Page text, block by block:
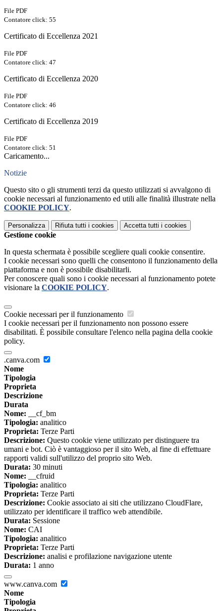
File PDF
Contatore click: 55
Certificato di Eccellenza 2021
File PDF
Contatore click: 47
Certificato di Eccellenza 2020
File PDF
Contatore click: 46
Certificato di Eccellenza 2019
File PDF
Contatore click: 51
Caricamento...
Notizie
Questo sito o gli strumenti terzi da questo utilizzati si avvalgono di
cookie necessari al funzionamento ed utili alle finalità illustrate nella
COOKIE POLICY.
Personalizza Rifiuta tutti i cookies Accetta tutti i cookies
Gestione cookie
In questa schermata è possibile scegliere quali cookie consentire.
I cookie necessari sono quelli che consentono il funzionamento della
piattaforma e non è possibile disabilitarli.
Per conoscere quali sono i cookie necessari al funzionamento potete
visionare la COOKIE POLICY.
Cookie necessari per il funzionamento
I cookie necessari per il funzionamento non possono essere
disabilitati. È possibile consultare l'elenco nella pagina della cookie
policy.
.canva.com
Nome
Tipologia
Proprieta
Descrizione
Durata
Nome: __cf_bm
Tipologia: analitico
Proprieta: Terze Parti
Descrizione: Questo cookie viene utilizzato per distinguere tra
umani e bot. Ciò è vantaggioso per il sito Web, al fine di effettuare
rapporti validi sull'utilizzo del proprio sito Web.
Durata: 30 minuti
Nome: __cfruid
Tipologia: analitico
Proprieta: Terze Parti
Descrizione: Cookie associato ai siti che utilizzano CloudFlare,
utilizzato per identificare il traffico web attendibile.
Durata: Sessione
Nome: CAI
Tipologia: analitico
Proprieta: Terze Parti
Descrizione: analisi e profilazione navigazione utente
Durata: 1 anno
www.canva.com
Nome
Tipologia